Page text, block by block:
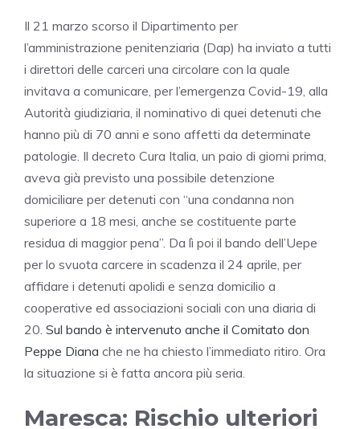
Il 21 marzo scorso il Dipartimento per
l’amministrazione penitenziaria (Dap) ha inviato a tutti
i direttori delle carceri una circolare con la quale
invitava a comunicare, per l’emergenza Covid-19, alla
Autorità giudiziaria, il nominativo di quei detenuti che
hanno più di 70 anni e sono affetti da determinate
patologie. Il decreto Cura Italia, un paio di giorni prima,
aveva già previsto una possibile detenzione
domiciliare per detenuti con “una condanna non
superiore a 18 mesi, anche se costituente parte
residua di maggior pena”. Da lì poi il bando dell’Uepe
per lo svuota carcere in scadenza il 24 aprile, per
affidare i detenuti apolidi e senza domicilio a
cooperative ed associazioni sociali con una diaria di
20. Sul bando è intervenuto anche il Comitato don
Peppe Diana che ne ha chiesto l’immediato ritiro. Ora
la situazione si è fatta ancora più seria.
Maresca: Rischio ulteriori